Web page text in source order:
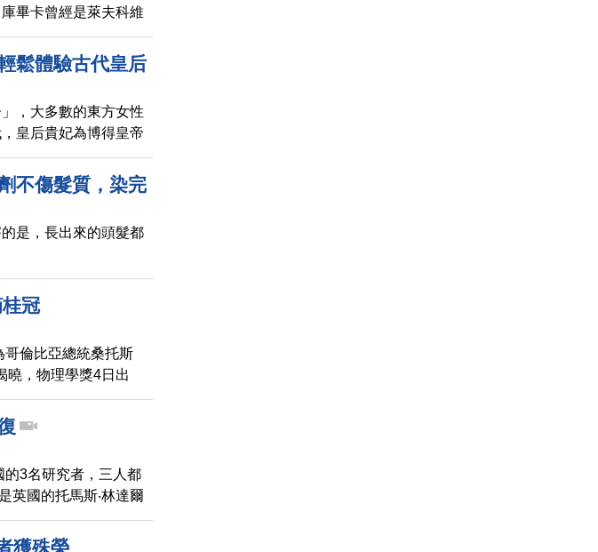
畢卡曾經是萊夫科維
白偶聯受體的研究”有
鬆體驗古代皇后
白如素」 | 胡乃
，大多數的東方女性
皇后貴妃為博得皇帝
己「面白脫如雪，身
不傷髮質，染完
是，長出來的頭髮都
冠
哥倫比亞總統桑托斯
曉，物理學獎4日出
後，10日將公布經濟
的3名研究者，三人都
英國的托馬斯‧林達爾
，瑞典皇家科學院
識，並有助於研發新
獲殊榮